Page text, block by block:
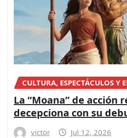
CULTURA, ESPECTÁCULOS Y
La “Moana” de acción
decepciona con su
victor Jul 12, 2026